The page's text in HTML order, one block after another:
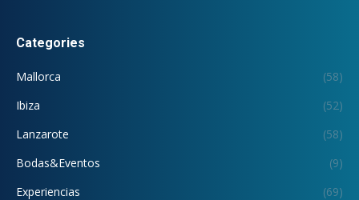
Categories
Mallorca
(58)
Ibiza
(52)
Lanzarote
(58)
Bodas&Eventos
(9)
Experiencias
(69)